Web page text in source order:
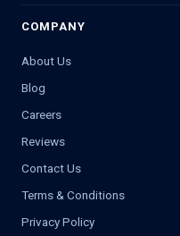
COMPANY
About Us
Blog
Careers
Reviews
Contact Us
Terms & Conditions
Privacy Policy